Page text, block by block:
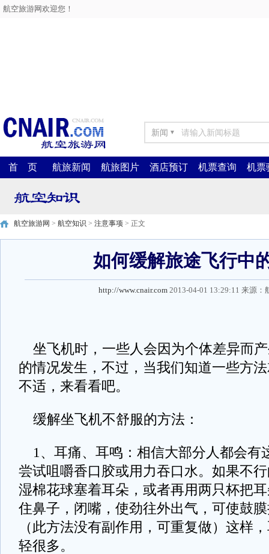
航空旅游网欢迎您！
新闻 ▼
首 页 航旅新闻 航旅图片 酒店预订 机票查询 机票
航空旅游网 > 航空知识 > 注意事项 > 正文
如何缓解旅途飞行中
http://www.cnair.com 2013-04-01 13:29:11 来源：
坐飞机时，一些人会因为个体差异而
的情况发生，不过，当我们知道一些方
不适，来看看吧。
缓解坐飞机不舒服的方法：
1、耳痛、耳鸣：相信大部分人都会有
尝试咀嚼香口胶或用力吞口水。如果不
湿棉花球塞着耳朵，或者再用两只杯把
住鼻子，闭嘴，使劲往外出气，可使鼓
（此方法没有副作用，可重复做）这样
轻很多。